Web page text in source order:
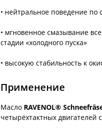
• нейтральное поведение
• мгновенное смазывание
стадии «холодного пуска»
• высокую стабильность к
Применение
Масло RAVENOL®
четырёхтактных двигателей